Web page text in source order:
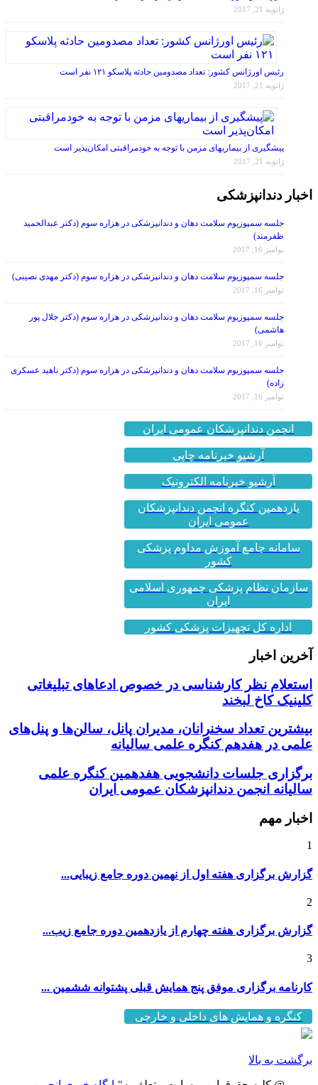
ژانویه 21, 2017
رئیس اورژانس کشور: تعداد مصدومین حادثه پلاسکو ۱۲۱ نفر است
ژانویه 21, 2017
پیشگیری از بیماریهای مزمن با توجه به خودمراقبتی امکان‌پذیر است
ژانویه 21, 2017
اخبار دندانپزشکی
جلسه سمپوزیوم سلامت دهان و دندانپزشکی در هزاره سوم (دکتر عبدالحمید
ظفرمند)
نوامبر 16, 2017
جلسه سمپوزیوم سلامت دهان و دندانپزشکی در هزاره سوم (دکتر مهدی نصیبی)
نوامبر 16, 2017
جلسه سمپوزیوم سلامت دهان و دندانپزشکی در هزاره سوم (دکتر جلال پور
هاشمی)
نوامبر 16, 2017
جلسه سمپوزیوم سلامت دهان و دندانپزشکی در هزاره سوم (دکتر ناهید عسکری
زاده)
نوامبر 16, 2017
انجمن دندانپزشکان عمومی ایران
آرشیو خبرنامه چاپی
آرشیو خبرنامه الکترونیک
یازدهمین کنگره انجمن دندانپزشکان
عمومی ایران
سامانه جامع آموزش مداوم پزشکی
کشور
سازمان نظام پزشکی جمهوری اسلامی
ایران
اداره کل تجهیزات پزشکی کشور
آخرین اخبار
استعلام نظر کارشناسی در خصوص ادعاهای تبلیغاتی
کلینیک کاخ لبخند
بیشترین تعداد سخنرانان، مدیران پانل، سالن‌ها و پنل‌های
علمی در هفدهم کنگره علمی سالیانه
برگزاری جلسات دانشجویی هفدهمین کنگره علمی
سالیانه انجمن دندانپزشکان عمومی ایران
اخبار مهم
1
گزارش برگزاری هفته اول از نهمین دوره جامع زیبایی...
2
گزارش برگزاری هفته چهارم از یازدهمین دوره جامع زیب...
3
کارنامه برگزاری موفق پنج همایش قبلی پشتوانه ششمین ...
کنگره و همایش های داخلی و خارجی
برگشت به بالا